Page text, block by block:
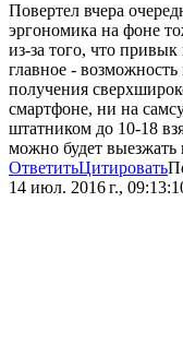
Повертел вчера
эргономика на фоне
из-за того, что
главное -
получения
смартфоне, ни на
штатником до 10-18
можно будет выезжать
ОтветитьЦитировать
14 июл. 2016 г.,